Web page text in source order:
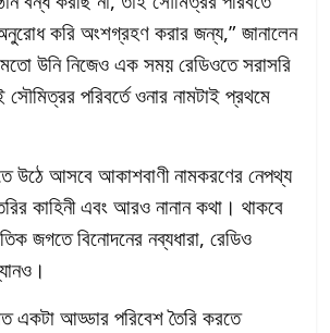
করি অংশগ্রহণ করার জন্য,” জানালেন
উনি নিজেও এক সময় রেডিওতে সরাসরি
পরিবর্তে ওনার নামটাই প্রথমে
উঠে আসবে আকাশবাণী নামকরণের নেপথ্য
কাহিনী এবং আরও নানান কথা। থাকবে
জগতে বিনোদনের নব্যধারা, রেডিও
একটা আড্ডার পরিবেশ তৈরি করতে